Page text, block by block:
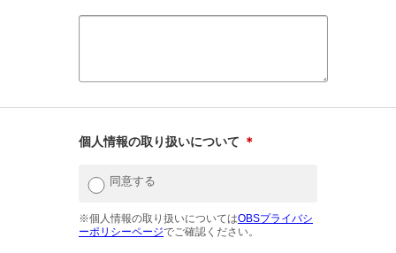
個人情報の取り扱いについて ＊
同意する
※個人情報の取り扱いについてはOBSプライバシ
ーポリシーページでご確認ください。